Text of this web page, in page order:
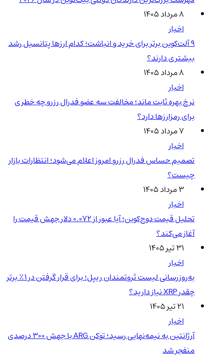
۸ مرداد ۱۴۰۵
اخبار
۹ آلت‌کوین برتر برای خرید و انباشت؛ کدام ارزها پتانسیل رشد
بیشتری دارند؟
۸ مرداد ۱۴۰۵
اخبار
نرخ بهره ثابت ماند؛ مخالفت سه عضو فدرال رزرو چه خطری
برای رمزارزها دارد؟
۷ مرداد ۱۴۰۵
اخبار
تصمیم حساس فدرال رزرو امروز اعلام می‌شود؛ انتظارات بازار
چیست؟
۳ مرداد ۱۴۰۵
اخبار
تحلیل قیمت دوج‌کوین؛ آیا عبور از ۰.۰۷۲ دلار جهش قیمت را
آغاز می‌کند؟
۳۱ تیر ۱۴۰۵
اخبار
به‌روزرسانی لیست ثروتمندان ریپل؛ برای قرار گرفتن در ۱٪ برتر
چقدر XRP نیاز دارید؟
۲۱ تیر ۱۴۰۵
اخبار
آرژانتین به نیمه‌نهایی رسید؛ توکن ARG با جهش ۳۰۰ درصدی
منفجر شد